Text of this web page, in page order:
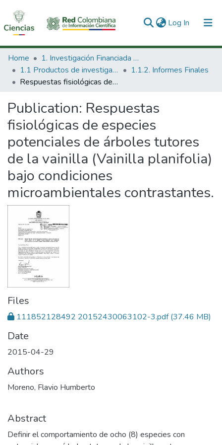
Log In (current)
Communities & Collections
All of DSpace
Home
1. Investigación Financiada con Recursos Públicos
1.1 Productos de investigación
1.1.2. Informes Finales
Respuestas fisiológicas de especies potenciales de árboles tutores de la vainilla (Vainilla planifolia) bajo condiciones microambientales contrastantes.
Publication: Respuestas
fisiológicas de especies
potenciales de árboles tutores
de la vainilla (Vainilla planifolia)
bajo condiciones
microambientales contrastantes.
Files
111852128492 20152430063102-3.pdf(37.46 MB)
Date
2015-04-29
Authors
Moreno, Flavio Humberto
Abstract
Definir el comportamiento de ocho (8) especies con